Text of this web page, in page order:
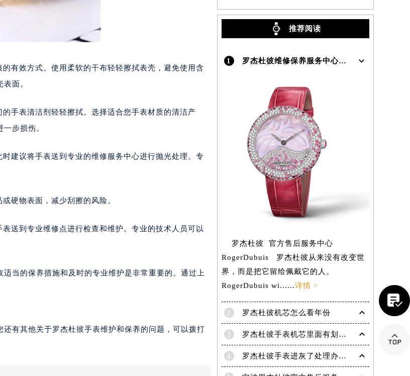
）C座17层17-B（需提前预约）
29层03室（需提前预约）
1205室（需提前预约）
9层907室（需提前预约）
室（需提前预约）
7楼709室（需提前预约）
（需提前预约）
14楼14D（需提前预约）
06室（需提前预约）
6楼10室（需提前预约）
室（需提前预约）
象城写字楼（鄂尔多斯大厦）23层2326室（需提前预约）
21层2102室（需提前预约）
有效方式。使用柔软的干布轻轻擦拭表壳，避免使用含
面。
手表清洁剂轻轻擦拭。选择适合您手表材质的清洁产
步损伤。
建议将手表送到专业的维修服务中心进行抛光处理。专
硬物表面，减少刮擦的风险。
送到专业维修点进行检查和维护。专业的技术人员可以
当的保养措施和及时的专业维护是非常重要的。通过上
还有其他关于罗杰杜彼手表维护和保养的问题，可以拨打
推荐阅读
1 罗杰杜彼维修保养服务中心介绍 | RogerDubuis
罗杰杜彼 官方售后服务中心
RogerDubuis 罗杰杜彼从来没有改变世
界，而是把它留给佩戴它的人。
RogerDubuis wi......详情 >
2 罗杰杜彼机芯怎么看年份
3 罗杰杜彼手表机芯里面有划痕解决技巧是什么
4 罗杰杜彼手表进灰了处理办法盘点

